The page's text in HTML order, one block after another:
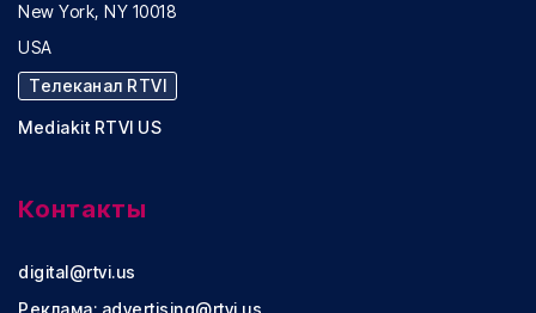
New York, NY 10018
USA
Телеканал RTVI
Mediakit RTVI US
Контакты
digital@rtvi.us